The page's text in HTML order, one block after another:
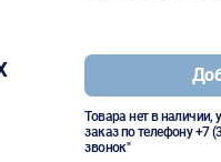
Товара нет в наличии,
заказ по телефону+7
звонок"